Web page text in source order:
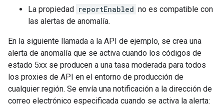
La propiedad reportEnabled no es compatible con
las alertas de anomalía.
En la siguiente llamada a la API de ejemplo, se crea una
alerta de anomalía que se activa cuando los códigos de
estado 5xx se producen a una tasa moderada para todos
los proxies de API en el entorno de producción de
cualquier región. Se envía una notificación a la dirección de
correo electrónico especificada cuando se activa la alerta: